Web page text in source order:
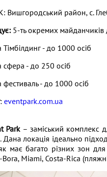
Вишгородський район, с.
5-ть окремих майданчиків
Тімбілдинг - до 1000 осіб
сфера - до 250 осіб
фестиваль - до 1000 осіб
: eventpark.com.ua
Park– заміський комплекс
Дана локація ідеально
має багато різних зон
Miami, Costa-Rica